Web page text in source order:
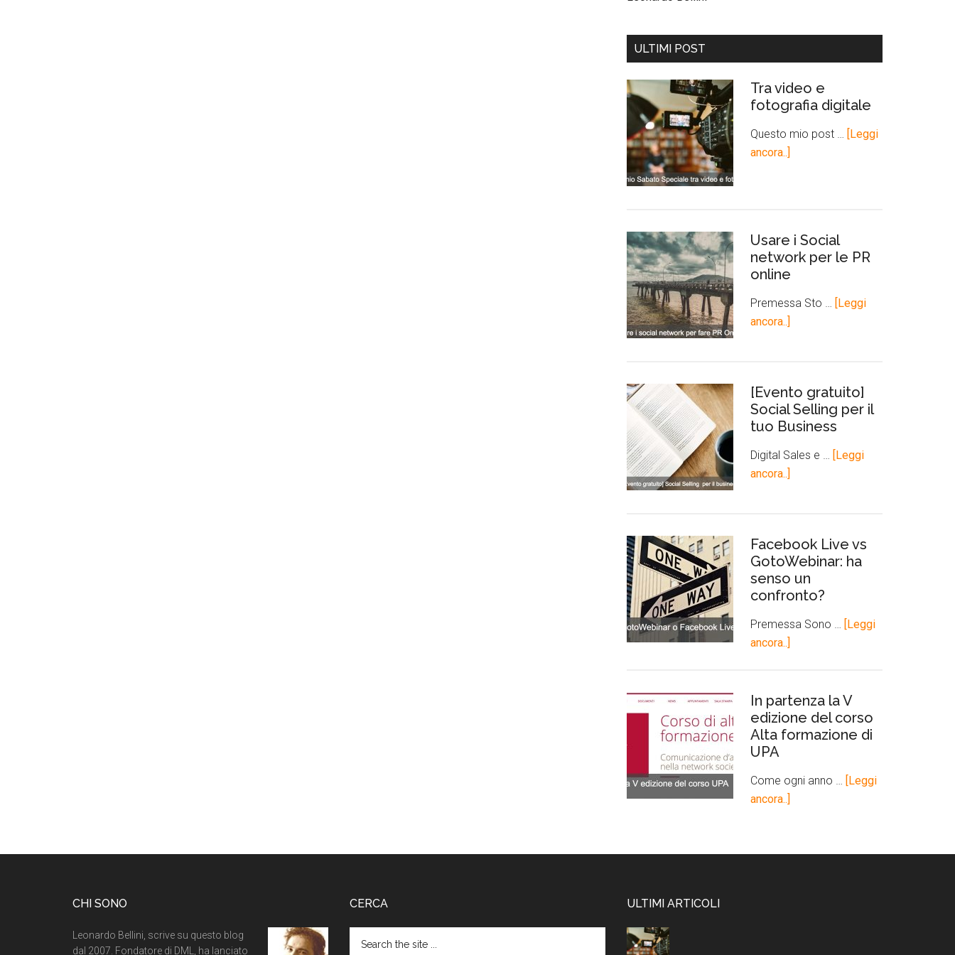
ULTIMI POST
Tra video e
fotografia digitale
Questo mio post …
[Leggi
ancora..]
Usare i Social
network per le PR
online
Premessa Sto …
[Leggi
ancora..]
[Evento gratuito]
Social Selling per il
tuo Business
Digital Sales e …
[Leggi
ancora..]
Facebook Live vs
GotoWebinar: ha
senso un
confronto?
Premessa Sono …
[Leggi
ancora..]
In partenza la V
edizione del corso
Alta formazione di
UPA
Come ogni anno …
[Leggi
ancora..]
CHI SONO
Leonardo Bellini, scrive su questo blog
dal 2007. Fondatore di DML, ha lanciato
CERCA ULTIMI ARTICOLI